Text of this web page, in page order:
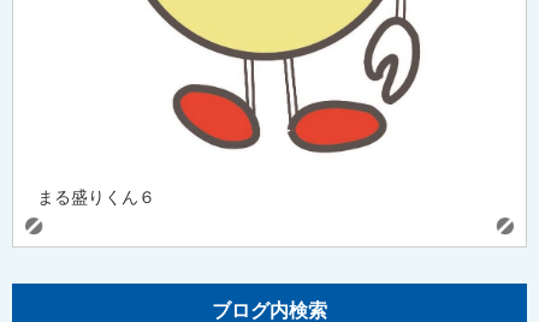
まる盛りくん６
ブログ内検索